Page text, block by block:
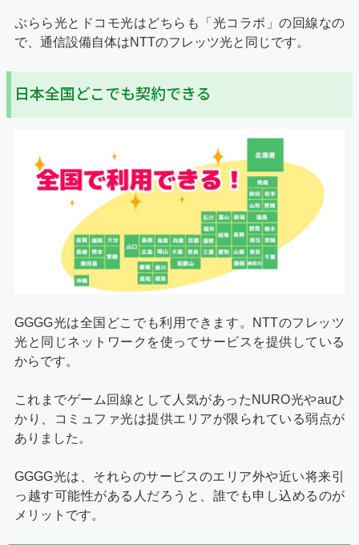
ぷらら光とドコモ光はどちらも「光コラボ」の回線なの
で、通信設備自体はNTTのフレッツ光と同じです。
日本全国どこでも契約できる
GGGG光は全国どこでも利用できます。NTTのフレッツ
光と同じネットワークを使ってサービスを提供している
からです。
これまでゲーム回線として人気があったNURO光やauひ
かり、コミュファ光は提供エリアが限られている弱点が
ありました。
GGGG光は、それらのサービスのエリア外や近い将来引
っ越す可能性がある人だろうと、誰でも申し込めるのが
メリットです。